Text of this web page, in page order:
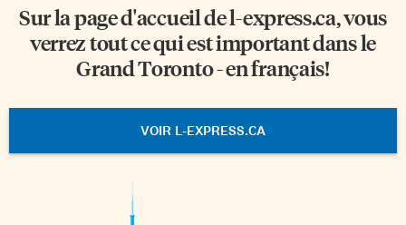
Sur la page d'accueil del-express.ca, vous
verrez tout ce qui est important dans le
Grand Toronto - en français!
VOIR L-EXPRESS.CA